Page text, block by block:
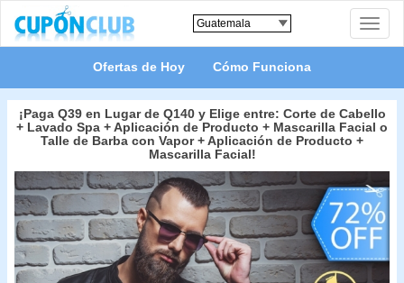
Toggle
Ofertas de Hoy Cómo Funciona
¡Paga Q39 en Lugar de Q140 y Elige entre: Corte de Cabello
+ Lavado Spa + Aplicación de Producto + Mascarilla Facial o
Talle de Barba con Vapor + Aplicación de Producto +
Mascarilla Facial!